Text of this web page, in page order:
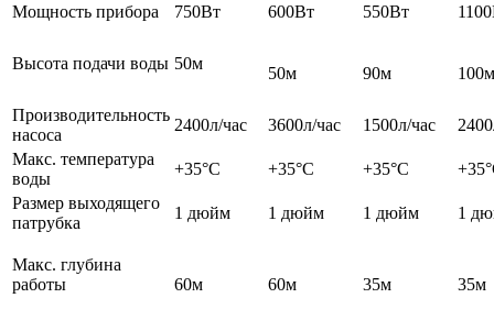
Мощность прибора
750Вт 600Вт 550Вт
Высота подачи воды 50м
50м 90м 100м
Производительность
насоса
2400л/час 3600л/час 1500л/час
Макс. температура
воды
+35°С +35°С +35°С
Размер выходящего
патрубка
1 дюйм 1 дюйм 1 дюйм 1
Макс. глубина
работы
60м 60м 35м 35м